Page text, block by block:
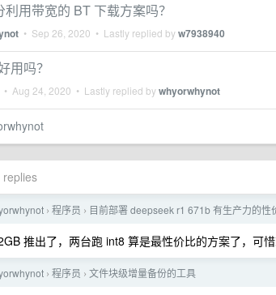
用带宽的 BT 下载方案吗？
• Sep 26, 2020 • Lastly replied byw7938940
用吗？
• Aug 24, 2020 • Lastly replied bywhyorwhynot
› 程序员 › 目前部署 deepseek r1 671b 有生产力的性
推出了，两台跑 int8 算是最性价比的方案了，可
› 程序员 › 文件块级增量备份的工具